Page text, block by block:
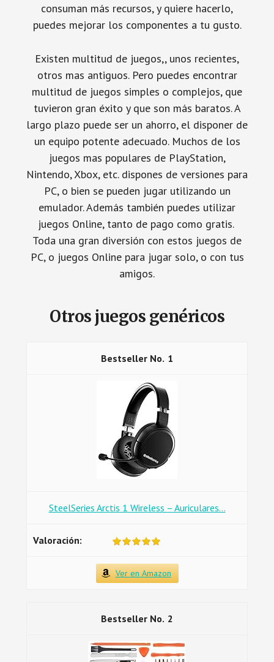
consuman más recursos, y quiere hacerlo,
puedes mejorar los componentes a tu gusto.
Existen multitud de juegos,, unos recientes,
otros mas antiguos. Pero puedes encontrar
multitud de juegos simples o complejos, que
tuvieron gran éxito y que son más baratos. A
largo plazo puede ser un ahorro, el disponer de
un equipo potente adecuado. Muchos de los
juegos mas populares de PlayStation,
Nintendo, Xbox, etc. dispones de versiones para
PC, o bien se pueden jugar utilizando un
emulador. Además también puedes utilizar
juegos Online, tanto de pago como gratis.
Toda una gran diversión con estos juegos de
PC, o juegos Online para jugar solo, o con tus
amigos.
Otros juegos genéricos
1
SteelSeries Arctis 1 Wireless – Auriculares...
Ver en Amazon
2